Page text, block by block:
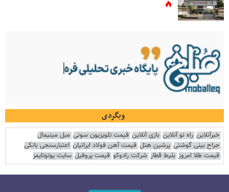
وبگردی
خبرآنلاین راه نو آنلاین بازی آنلاین قیمت تلویزیون سونی مبل مینیمال
جراح بینی گوشتی پرشین هتل قیمت آهن فولاد ایرانیان اعتبارسنجی بانکی
قیمت طلا امروز بلیط قطار شرکت رادوکو قیمت پروفیل سایت یوتوتایمز